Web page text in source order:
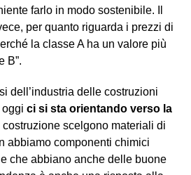
farlo in modo sostenibile. Il
per quanto riguarda i prezzi di
la classe A ha un valore più
B”.
dell’industria delle costruzioni
ci si sta orientando verso la
scelgono materiali di
abbiamo componenti chimici
che abbiano anche delle buone